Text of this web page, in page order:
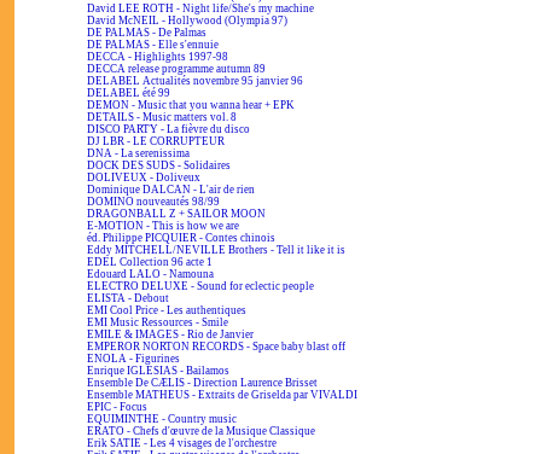
David LEE ROTH - Night life/She's my machine
David McNEIL - Hollywood (Olympia 97)
DE PALMAS - De Palmas
DE PALMAS - Elle s'ennuie
DECCA - Highlights 1997-98
DECCA release programme autumn 89
DELABEL Actualités novembre 95 janvier 96
DELABEL été 99
DEMON - Music that you wanna hear + EPK
DETAILS - Music matters vol. 8
DISCO PARTY - La fièvre du disco
DJ LBR - LE CORRUPTEUR
DNA - La serenissima
DOCK DES SUDS - Solidaires
DOLIVEUX - Doliveux
Dominique DALCAN - L'air de rien
DOMINO nouveautés 98/99
DRAGONBALL Z + SAILOR MOON
E-MOTION - This is how we are
éd. Philippe PICQUIER - Contes chinois
Eddy MITCHELL/NEVILLE Brothers - Tell it like it is
EDEL Collection 96 acte 1
Edouard LALO - Namouna
ELECTRO DELUXE - Sound for eclectic people
ELISTA - Debout
EMI Cool Price - Les authentiques
EMI Music Ressources - Smile
EMILE & IMAGES - Rio de Janvier
EMPEROR NORTON RECORDS - Space baby blast off
ENOLA - Figurines
Enrique IGLESIAS - Bailamos
Ensemble De CÆLIS - Direction Laurence Brisset
Ensemble MATHEUS - Extraits de Griselda par VIVALDI
EPIC - Focus
EQUIMINTHE - Country music
ERATO - Chefs d'œuvre de la Musique Classique
Erik SATIE - Les 4 visages de l'orchestre